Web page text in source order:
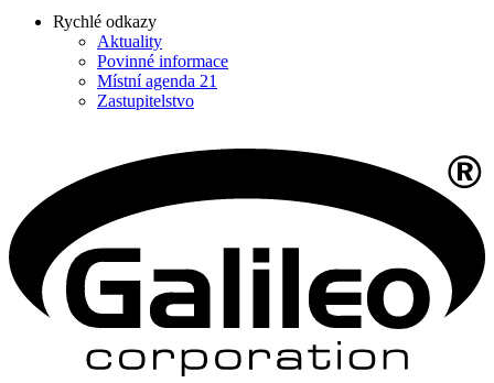
Rychlé odkazy
Aktuality
Povinné informace
Místní agenda 21
Zastupitelstvo